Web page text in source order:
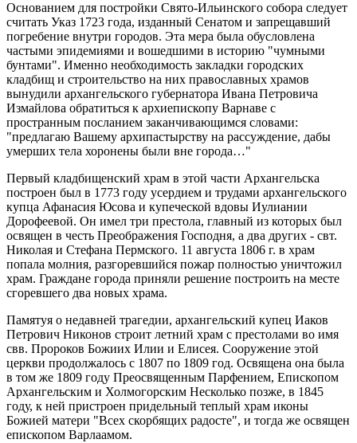
Основанием для постройки Свято-Ильинского собора следует
считать Указ 1723 года, изданный Сенатом и запрещавший
погребение внутри городов. Эта мера была обусловлена
частыми эпидемиями и вошедшими в историю "чумными
бунтами". Именно необходимость закладки городских
кладбищ и строительство на них православных храмов
вынудили архангельского губернатора Ивана Петровича
Измайлова обратиться к архиепископу Варнаве с
пространным посланием заканчивающимся словами:
"предлагаю Вашему архипастырству на рассуждение, дабы
умерших тела хоронены были вне города…"
Первый кладбищенский храм в этой части Архангельска
построен был в 1773 году усердием и трудами архангельского
купца Афанасия Юсова и купеческой вдовы Иулиании
Дорофеевой. Он имел три престола, главный из которых был
освящен в честь Преображения Господня, а два других - свт.
Николая и Стефана Пермского. 11 августа 1806 г. в храм
попала молния, разгоревшийся пожар полностью уничтожил
храм. Граждане города приняли решение построить на месте
сгоревшего два новых храма.
Памятуя о недавней трагедии, архангельский купец Иаков
Петрович Никонов строит летний храм с престолами во имя
свв. Пророков Божиих Илии и Елисея. Сооружение этой
церкви продолжалось с 1807 по 1809 год. Освящена она была
в том же 1809 году Преосвященным Парфением, Епископом
Архангельским и Холмогорским Несколько позже, в 1845
году, к ней пристроен придельный теплый храм иконы
Божией матери "Всех скорбящих радосте", и тогда же освящен
епископом Варлаамом.